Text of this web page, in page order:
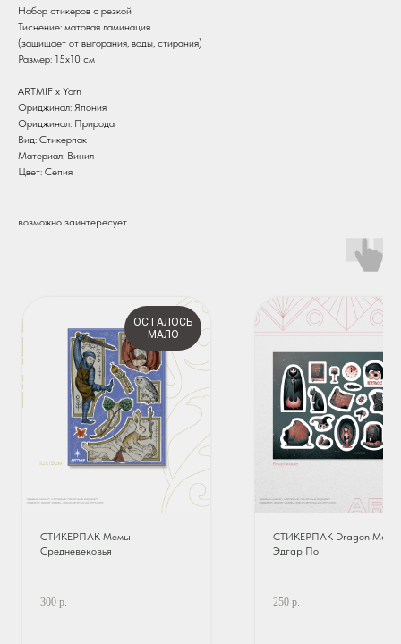
Набор стикеров с резкой
Тиснение: матовая ламинация
(защищает от выгорания, воды, стирания)
Размер: 15х10 см
ARTMIF х Yorn
Ориджинал: Япония
Ориджинал: Природа
Вид: Стикерпак
Материал: Винил
Цвет: Сепия
возможно заинтересует
ОСТАЛОСЬ
МАЛО
СТИКЕРПАК Мемы
Средневековья
300 р.
СТИКЕРПАК Dragon
Эдгар По
250 р.